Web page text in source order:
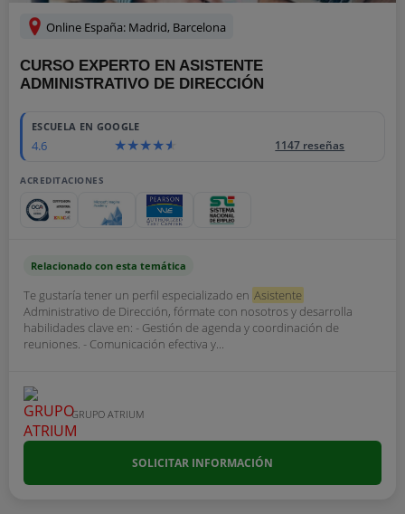
Online España: Madrid, Barcelona
CURSO EXPERTO EN ASISTENTE
ADMINISTRATIVO DE DIRECCIÓN
ESCUELA EN GOOGLE
4.6 1147 reseñas
ACREDITACIONES
Relacionado con esta temática
Te gustaría tener un perfil especializado en Asistente
Administrativo de Dirección, fórmate con nosotros y desarrolla
habilidades clave en: - Gestión de agenda y coordinación de
reuniones. - Comunicación efectiva y...
GRUPO ATRIUM
SOLICITAR INFORMACIÓN